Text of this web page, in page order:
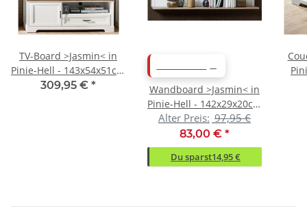
TV-Board >Jasmin< in
Pinie-Hell - 143x54x51cm
(BxHxT)
309,95 € *
Wandboard >Jasmin< in
Pinie-Hell - 142x29x20cm
(BxHxT)
Alter Preis: 97,95 €
83,00 € *
Du sparst14,95 €